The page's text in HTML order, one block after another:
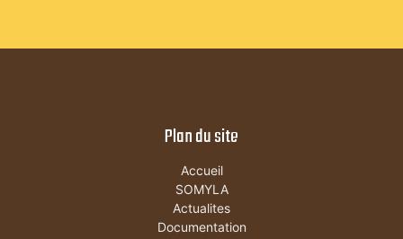
Plan du site
Accueil
SOMYLA
Actualites
Documentation